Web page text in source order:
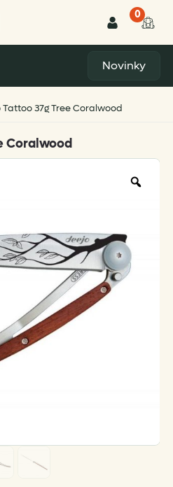
0
Novinky
Tattoo 37g Tree Coralwood
Coralwood